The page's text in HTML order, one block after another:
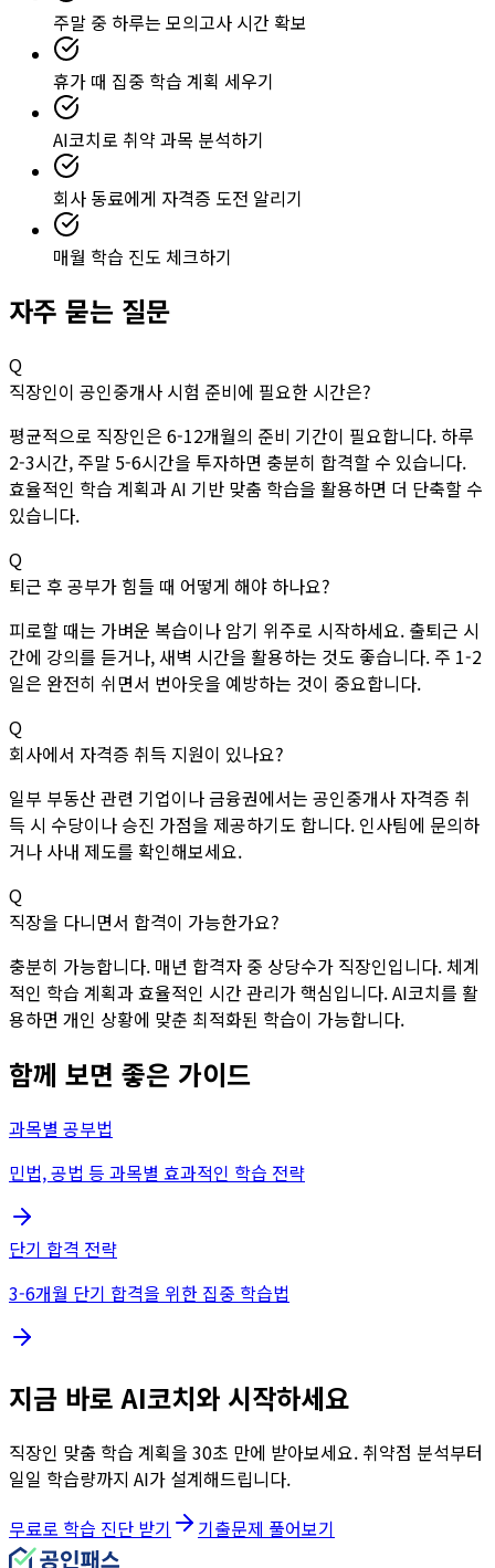
주말 중 하루는 모의고사 시간 확보
휴가 때 집중 학습 계획 세우기
AI코치로 취약 과목 분석하기
회사 동료에게 자격증 도전 알리기
매월 학습 진도 체크하기
자주 묻는 질문
Q
직장인이 공인중개사 시험 준비에 필요한 시간은?
평균적으로 직장인은 6-12개월의 준비 기간이 필요합니다. 하루
2-3시간, 주말 5-6시간을 투자하면 충분히 합격할 수 있습니다.
효율적인 학습 계획과 AI 기반 맞춤 학습을 활용하면 더 단축할 수
있습니다.
Q
퇴근 후 공부가 힘들 때 어떻게 해야 하나요?
피로할 때는 가벼운 복습이나 암기 위주로 시작하세요. 출퇴근 시
간에 강의를 듣거나, 새벽 시간을 활용하는 것도 좋습니다. 주 1-2
일은 완전히 쉬면서 번아웃을 예방하는 것이 중요합니다.
Q
회사에서 자격증 취득 지원이 있나요?
일부 부동산 관련 기업이나 금융권에서는 공인중개사 자격증 취
득 시 수당이나 승진 가점을 제공하기도 합니다. 인사팀에 문의하
거나 사내 제도를 확인해보세요.
Q
직장을 다니면서 합격이 가능한가요?
충분히 가능합니다. 매년 합격자 중 상당수가 직장인입니다. 체계
적인 학습 계획과 효율적인 시간 관리가 핵심입니다. AI코치를 활
용하면 개인 상황에 맞춘 최적화된 학습이 가능합니다.
함께 보면 좋은 가이드
과목별 공부법
민법, 공법 등 과목별 효과적인 학습 전략
단기 합격 전략
3-6개월 단기 합격을 위한 집중 학습법
지금 바로 AI코치와 시작하세요
직장인 맞춤 학습 계획을 30초 만에 받아보세요. 취약점 분석부터
일일 학습량까지 AI가 설계해드립니다.
무료로 학습 진단 받기
기출문제 풀어보기